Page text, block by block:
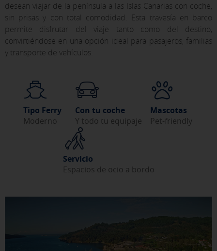
desean viajar de la península a las Islas Canarias con coche,
sin prisas y con total comodidad. Esta travesía en barco
permite disfrutar del viaje tanto como del destino,
convirtiéndose en una opción ideal para pasajeros, familias
y transporte de vehículos.
Tipo Ferry
Moderno
Con tu coche
Y todo tu equipaje
Mascotas
Pet-friendly
Servicio
Espacios de ocio a bordo